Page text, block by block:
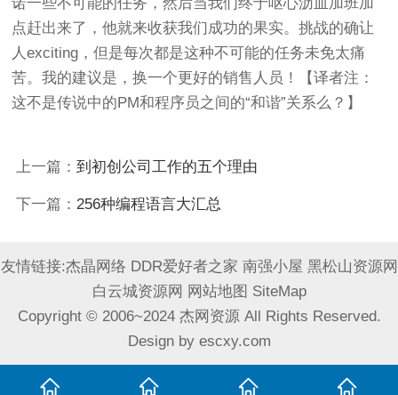
诺一些不可能的任务，然后当我们终于呕心沥血加班加
点赶出来了，他就来收获我们成功的果实。挑战的确让
人exciting，但是每次都是这种不可能的任务未免太痛
苦。我的建议是，换一个更好的销售人员！【译者注：
这不是传说中的PM和程序员之间的“和谐”关系么？】
上一篇： 到初创公司工作的五个理由
下一篇： 256种编程语言大汇总
友情链接:杰晶网络 DDR爱好者之家 南强小屋 黑松山资源网
白云城资源网 网站地图 SiteMap
Copyright © 2006~2024 杰网资源 All Rights Reserved.
Design by escxy.com